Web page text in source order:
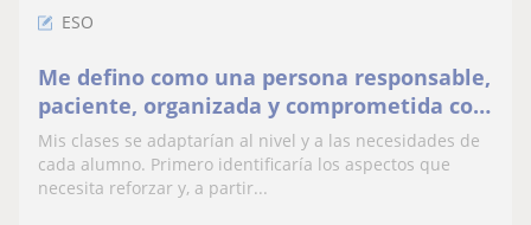
ESO
Me defino como una persona responsable,
paciente, organizada y comprometida con
el aprendizaje de los alumnos. Me gusta
explicar
Mis clases se adaptarían al nivel y a las necesidades de
cada alumno. Primero identificaría los aspectos que
necesita reforzar y, a partir...